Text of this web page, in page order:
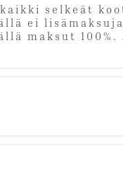
selkeät
ei
maksut